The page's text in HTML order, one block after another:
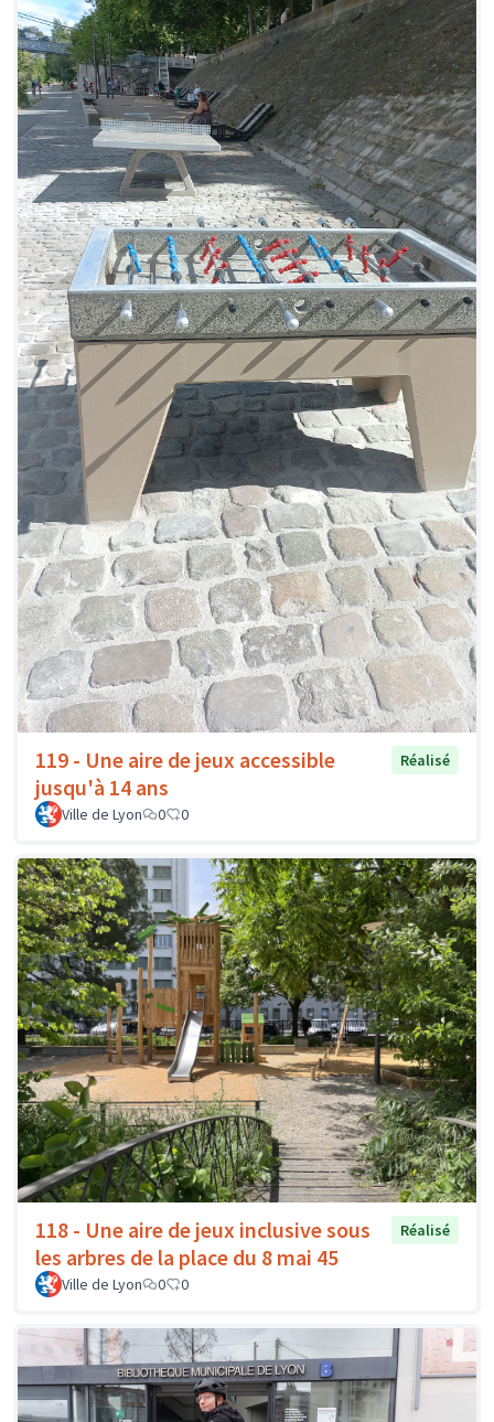
119 - Une aire de jeux accessible
jusqu'à 14 ans
Réalisé
Ville de Lyon 0 0
118 - Une aire de jeux inclusive sous
les arbres de la place du 8 mai 45
Réalisé
Ville de Lyon 0 0